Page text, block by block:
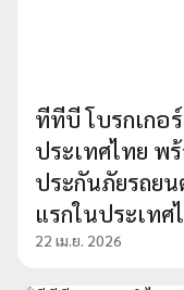
ทีทีบี โบรกเกอ
ประเทศไทย
ประกันภัยรถย
แรกในประเทศ
22 เม.ย. 2026